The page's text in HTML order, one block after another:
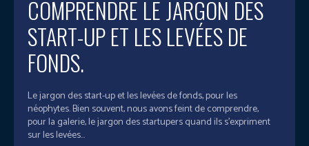
COMPRENDRE LE JARGON DES
START-UP ET LES LEVÉES DE
FONDS.
Le jargon des start-up et les levées de fonds, pour les
néophytes. Bien souvent, nous avons feint de comprendre,
pour la galerie, le jargon des startupers quand ils s’expriment
sur les levées...